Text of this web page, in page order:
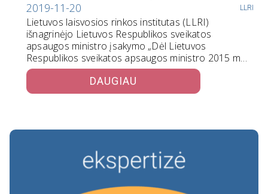
2019-11-20 LLRI
Lietuvos laisvosios rinkos institutas (LLRI)
išnagrinėjo Lietuvos Respublikos sveikatos
apsaugos ministro įsakymo „Dėl Lietuvos
Respublikos sveikatos apsaugos ministro 2015 m.
…
DAUGIAU